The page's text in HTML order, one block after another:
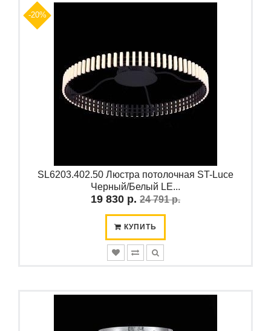
-20%
SL6203.402.50 Люстра потолочная ST-Luce
Черный/Белый LE...
19 830 р. 24 791 р.
КУПИТЬ